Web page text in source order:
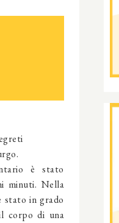
è stato
minuti. Nella
stato in grado
corpo di una